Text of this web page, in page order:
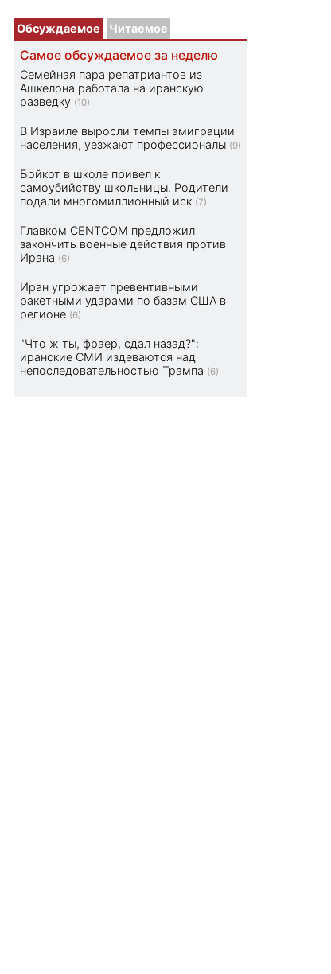
Обсуждаемое Читаемое
Самое обсуждаемое за неделю
Семейная пара репатриантов из
Ашкелона работала на иранскую
разведку (10)
В Израиле выросли темпы эмиграции
населения, уезжают профессионалы (9)
Бойкот в школе привел к
самоубийству школьницы. Родители
подали многомиллионный иск (7)
Главком CENTCOM предложил
закончить военные действия против
Ирана (6)
Иран угрожает превентивными
ракетными ударами по базам США в
регионе (6)
"Что ж ты, фраер, сдал назад?":
иранские СМИ издеваются над
непоследовательностью Трампа (6)